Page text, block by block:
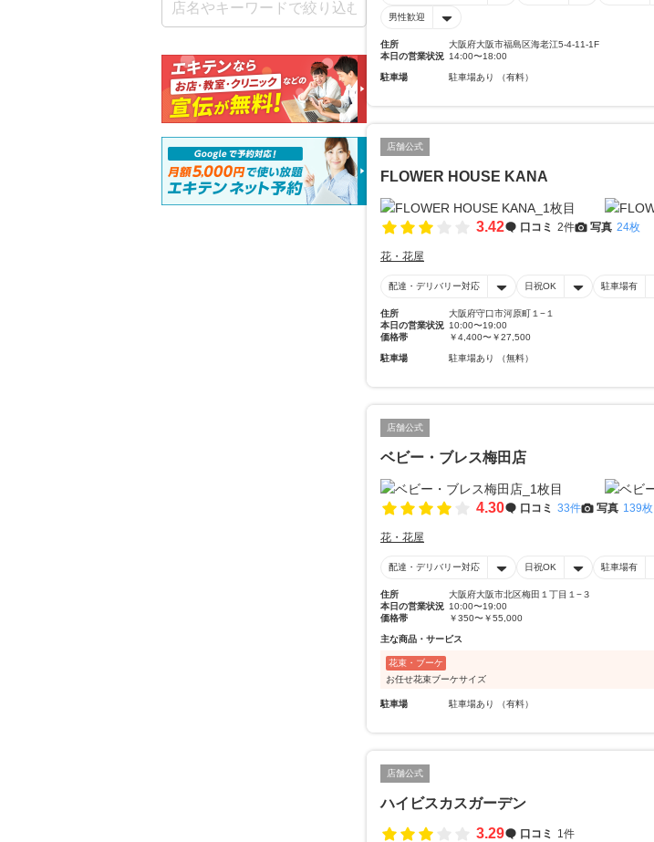
男性歓迎
住所
大阪府大阪市福島区海老江5-4-11-1F
本日の営業状況 14:00〜18:00
駐車場 駐車場あり （有料）
店舗公式
FLOWER HOUSE KANA
3.42 口コミ 2件 写真 24枚
花・花屋
配達・デリバリー対応 日祝OK 駐車場有
住所
大阪府守口市河原町１−１
本日の営業状況 10:00〜19:00
価格帯
￥4,400〜￥27,500
駐車場 駐車場あり （無料）
店舗公式
ベビー・ブレス梅田店
4.30 口コミ 33件 写真 139枚
花・花屋
配達・デリバリー対応 日祝OK 駐車場有
住所
大阪府大阪市北区梅田１丁目１−３
本日の営業状況 10:00〜19:00
価格帯
￥350〜￥55,000
主な商品・サービス
花束・ブーケ
お任せ花束ブーケサイズ
駐車場 駐車場あり （有料）
店舗公式
ハイビスカスガーデン
3.29
口コミ 1件